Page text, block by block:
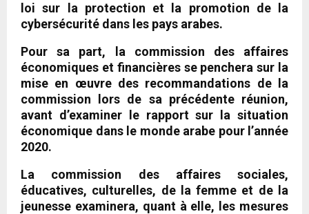
loi sur la protection et la promotion de la
cybersécurité dans les pays arabes.
Pour sa part, la commission des affaires
économiques et financières se penchera sur la
mise en œuvre des recommandations de la
commission lors de sa précédente réunion,
avant d’examiner le rapport sur la situation
économique dans le monde arabe pour l’année
2020.
La commission des affaires sociales,
éducatives, culturelles, de la femme et de la
jeunesse examinera, quant à elle, les mesures